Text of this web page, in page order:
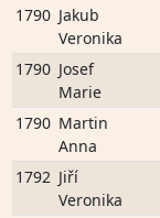
1790 Jakub
Veronika
1790 Josef
Marie
1790 Martin
Anna
1792 Jiří
Veronika